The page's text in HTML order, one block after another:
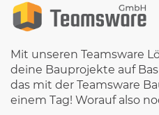
Mit unseren Teamsware
deine Bauprojekte auf
das mit der Teamsware
einem Tag! Worauf also